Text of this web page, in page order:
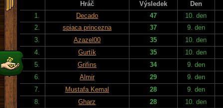
Hráč Výsledek
Den
1.
Decado 47
10. den
2.
spiaca princezna 37
9. den
3.
Azazel00 35
10. den
4.
Gurtík 35
10. den
5.
Grifins 34
9. den
6.
Almir 29
9. den
7.
Mustafa Kemal 28
9. den
8.
Gharz 28
10. den